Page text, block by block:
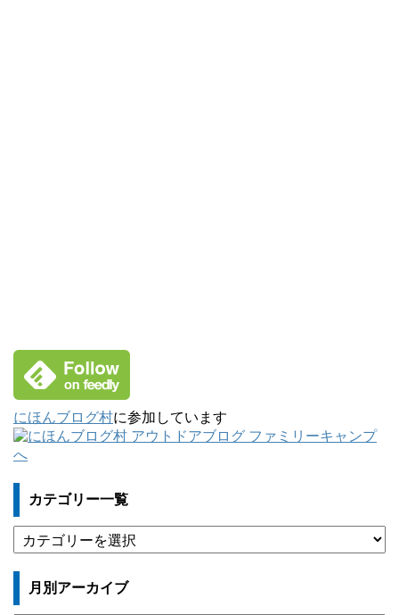
にほんブログ村に参加しています
カテゴリー一覧
テ
ゴ
ー
月別アーカイブ